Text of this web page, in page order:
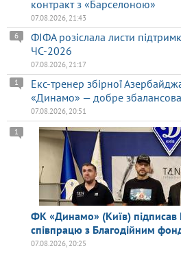
контракт з «Барселоною»
07.08.2026, 21:43
ФІФА розіслала листи
ЧС-2026
6
07.08.2026, 21:17
Екс-тренер збірної
«Динамо» — добре
1
07.08.2026, 20:51
ФК «Динамо» (Київ)
співпрацю з Благодійним
1
07.08.2026, 20:25